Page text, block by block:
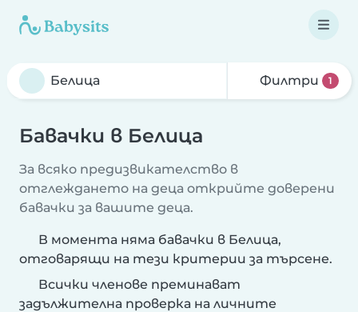
Филтри 1
Бавачки в Белица
За всяко предизвикателство в
отглеждането на деца открийте доверени
бавачки за вашите деца.
В момента няма бавачки в Белица,
отговарящи на тези критерии за търсене.
Всички членове преминават
задължителна проверка на личните